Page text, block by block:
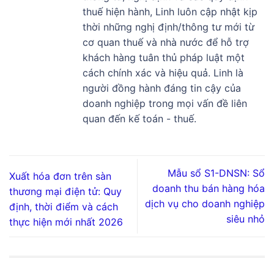
thuế hiện hành, Linh luôn cập nhật kịp
thời những nghị định/thông tư mới từ
cơ quan thuế và nhà nước để hỗ trợ
khách hàng tuân thủ pháp luật một
cách chính xác và hiệu quả. Linh là
người đồng hành đáng tin cậy của
doanh nghiệp trong mọi vấn đề liên
quan đến kế toán - thuế.
Xuất hóa đơn trên sàn
thương mại điện tử: Quy
định, thời điểm và cách
thực hiện mới nhất 2026
Mẫu sổ S1-DNSN: Sổ
doanh thu bán hàng hóa
dịch vụ cho doanh nghiệp
siêu nhỏ